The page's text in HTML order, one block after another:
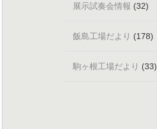
展示試奏会情報 (32)
飯島工場だより (178)
駒ヶ根工場だより (33)